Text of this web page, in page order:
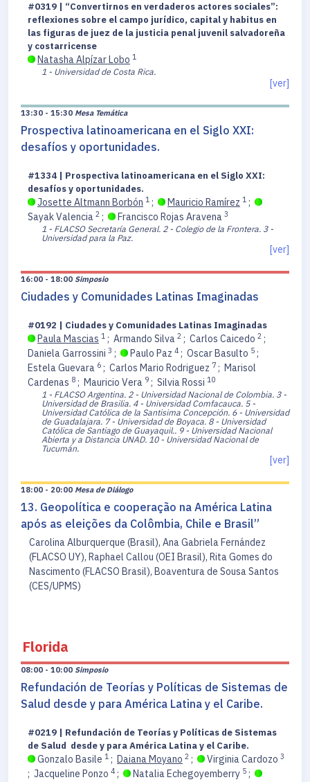
#0319 | “Convertirnos en verdaderos actores sociales”:
reflexiones sobre el campo jurídico, capital y habitus en
las figuras de juez de la justicia penal juvenil salvadoreña
y costarricense
Natasha Alpízar Lobo 1
1 - Universidad de Costa Rica.
[ver]
13:30 - 15:30 Mesa Temática
Prospectiva latinoamericana en el Siglo XXI:
desafíos y oportunidades.
#1334 | Prospectiva latinoamericana en el Siglo XXI:
desafíos y oportunidades.
Josette Altmann Borbón 1 ; Mauricio Ramírez 1 ;
Sayak Valencia 2 ; Francisco Rojas Aravena 3
1 - FLACSO Secretaría General. 2 - Colegio de la Frontera. 3 -
Universidad para la Paz.
[ver]
16:00 - 18:00 Simposio
Ciudades y Comunidades Latinas Imaginadas
#0192 | Ciudades y Comunidades Latinas Imaginadas
Paula Mascias 1 ; Armando Silva 2 ; Carlos Caicedo 2 ;
Daniela Garrossini 3 ; Paulo Paz 4 ; Oscar Basulto 5 ;
Estela Guevara 6 ; Carlos Mario Rodriguez 7 ; Marisol
Cardenas 8 ; Mauricio Vera 9 ; Silvia Rossi 10
1 - FLACSO Argentina. 2 - Universidad Nacional de Colombia. 3 -
Universidad de Brasilia. 4 - Universidad Comfacauca. 5 -
Universidad Católica de la Santisima Concepción. 6 - Universidad
de Guadalajara. 7 - Universidad de Boyaca. 8 - Universidad
Católica de Santiago de Guayaquil.. 9 - Universidad Nacional
Abierta y a Distancia UNAD. 10 - Universidad Nacional de
Tucumán.
[ver]
18:00 - 20:00 Mesa de Diálogo
13. Geopolítica e cooperação na América Latina
após as eleições da Colômbia, Chile e Brasil”
Carolina Alburquerque (Brasil), Ana Gabriela Fernández
(FLACSO UY), Raphael Callou (OEI Brasil), Rita Gomes do
Nascimento (FLACSO Brasil), Boaventura de Sousa Santos
(CES/UPMS)
Florida
08:00 - 10:00 Simposio
Refundación de Teorías y Políticas de Sistemas de
Salud desde y para América Latina y el Caribe.
#0219 | Refundación de Teorías y Políticas de Sistemas
de Salud desde y para América Latina y el Caribe.
Gonzalo Basile 1 ; Daiana Moyano 2 ; Virginia Cardozo 3
; Jacqueline Ponzo 4 ; Natalia Echegoyemberry 5 ;